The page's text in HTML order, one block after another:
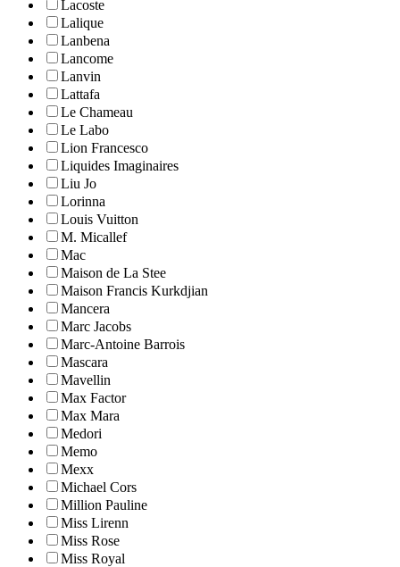
Lacoste
Lalique
Lanbena
Lancome
Lanvin
Lattafa
Le Chameau
Le Labo
Lion Francesco
Liquides Imaginaires
Liu Jo
Lorinna
Louis Vuitton
M. Micallef
Mac
Maison de La Stee
Maison Francis Kurkdjian
Mancera
Marc Jacobs
Marc-Antoine Barrois
Mascara
Mavellin
Max Factor
Max Mara
Medori
Memo
Mexx
Michael Cors
Million Pauline
Miss Lirenn
Miss Rose
Miss Royal